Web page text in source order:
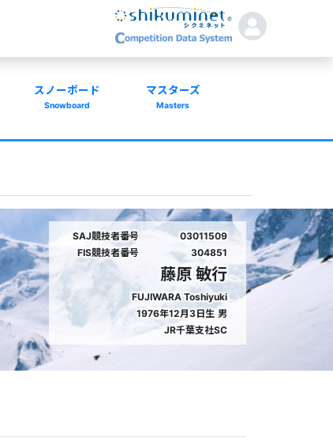
スノーボード
Snowboard
マスターズ
Masters
SAJ競技者番号
03011509
FIS競技者番号
304851
藤原 敏行
FUJIWARA Toshiyuki
1976年12月3日生 男
JR千葉支社SC